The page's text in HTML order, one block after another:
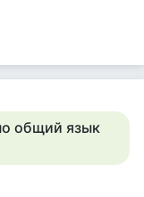
общий язык